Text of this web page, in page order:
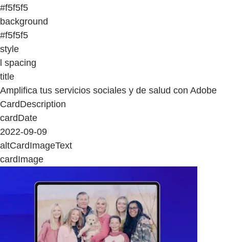
#f5f5f5
background
#f5f5f5
style
l spacing
title
Amplifica tus servicios sociales y de salud con Adobe
CardDescription
cardDate
2022-09-09
altCardImageText
cardImage